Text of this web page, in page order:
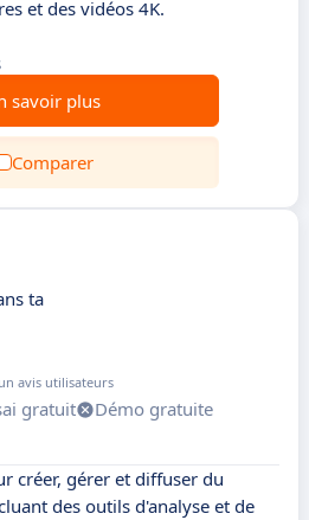
et des vidéos 4K.
savoir plus
Comparer
ta
avis utilisateurs
gratuit
Démo gratuite
créer, gérer et diffuser du
des outils d'analyse et de